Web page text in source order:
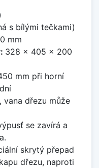
s bílými tečkami)
mm
328 x 405 x 200
mm při horní
vana dřezu může
se zavírá a
skrytý přepad
dřezu, naproti